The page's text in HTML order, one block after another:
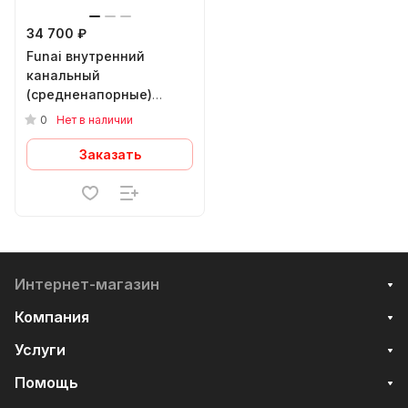
34 700 ₽
Funai внутренний
канальный
(средненапорные)
KIRIGAMI Inverter RAM-I-
0 Нет в наличии
Заказать
Интернет-магазин
Компания
Услуги
Помощь